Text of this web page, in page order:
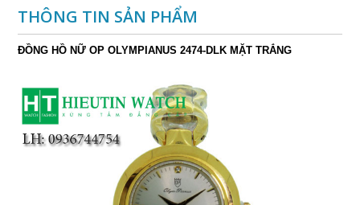
THÔNG TIN SẢN PHẨM
ĐỒNG HỒ NỮ OP OLYMPIANUS 2474-DLK MẶT TRẮNG